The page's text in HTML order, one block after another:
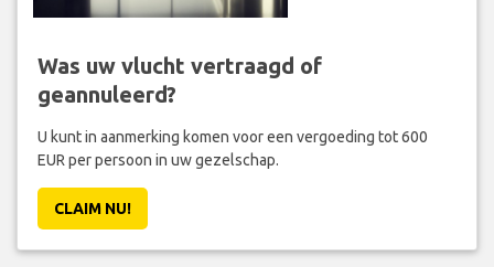
Was uw vlucht vertraagd of
geannuleerd?
U kunt in aanmerking komen voor een vergoeding tot 600
EUR per persoon in uw gezelschap.
CLAIM NU!